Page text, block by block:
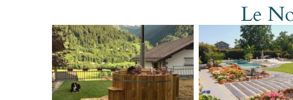
Le